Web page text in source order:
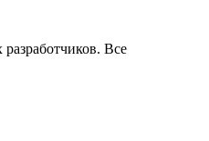
Все